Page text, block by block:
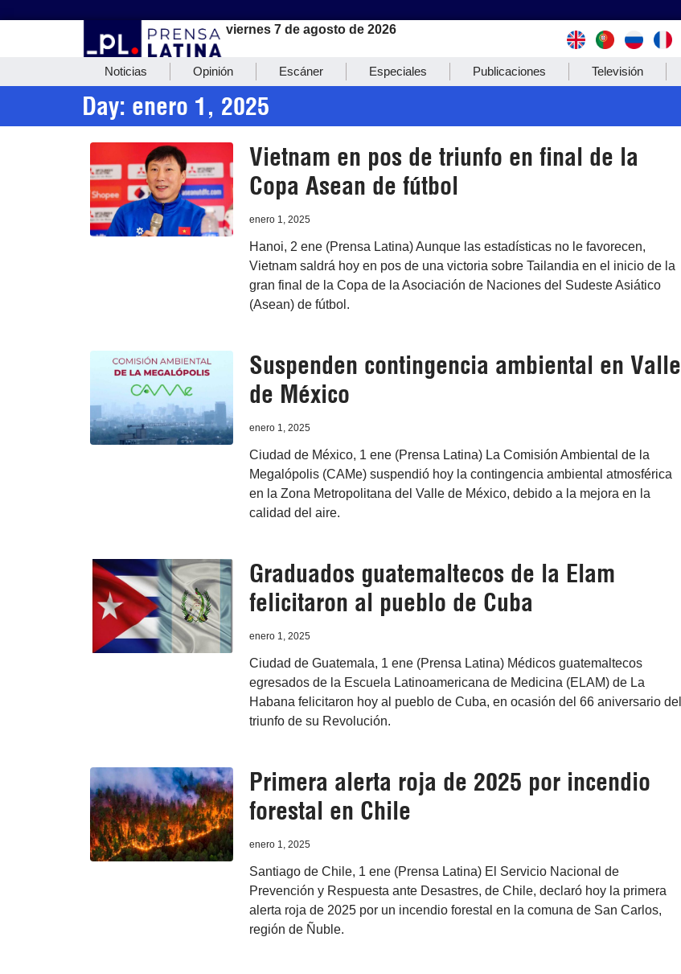
viernes 7 de agosto de 2026
Noticias Opinión Escáner Especiales Publicaciones Televisión
Day: enero 1, 2025
Vietnam en pos de triunfo en final de la
Copa Asean de fútbol
enero 1, 2025
Hanoi, 2 ene (Prensa Latina) Aunque las estadísticas no le favorecen,
Vietnam saldrá hoy en pos de una victoria sobre Tailandia en el inicio de la
gran final de la Copa de la Asociación de Naciones del Sudeste Asiático
(Asean) de fútbol.
Suspenden contingencia ambiental en Valle
de México
enero 1, 2025
Ciudad de México, 1 ene (Prensa Latina) La Comisión Ambiental de la
Megalópolis (CAMe) suspendió hoy la contingencia ambiental atmosférica
en la Zona Metropolitana del Valle de México, debido a la mejora en la
calidad del aire.
Graduados guatemaltecos de la Elam
felicitaron al pueblo de Cuba
enero 1, 2025
Ciudad de Guatemala, 1 ene (Prensa Latina) Médicos guatemaltecos
egresados de la Escuela Latinoamericana de Medicina (ELAM) de La
Habana felicitaron hoy al pueblo de Cuba, en ocasión del 66 aniversario del
triunfo de su Revolución.
Primera alerta roja de 2025 por incendio
forestal en Chile
enero 1, 2025
Santiago de Chile, 1 ene (Prensa Latina) El Servicio Nacional de
Prevención y Respuesta ante Desastres, de Chile, declaró hoy la primera
alerta roja de 2025 por un incendio forestal en la comuna de San Carlos,
región de Ñuble.